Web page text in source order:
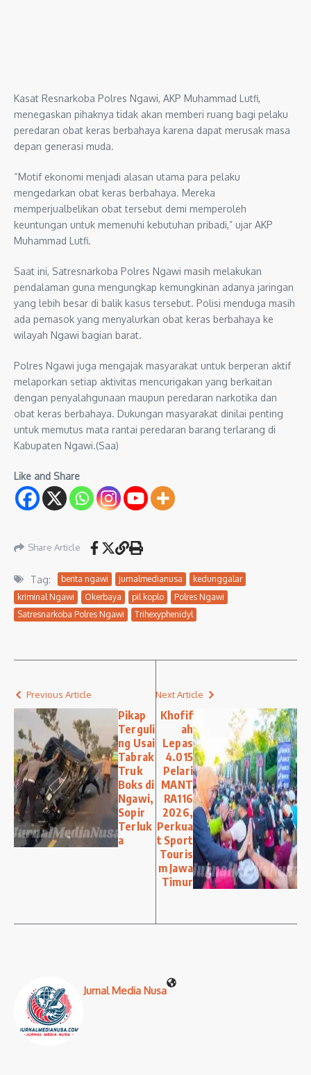
Kasat Resnarkoba Polres Ngawi, AKP Muhammad Lutfi,
menegaskan pihaknya tidak akan memberi ruang bagi pelaku
peredaran obat keras berbahaya karena dapat merusak masa
depan generasi muda.
“Motif ekonomi menjadi alasan utama para pelaku
mengedarkan obat keras berbahaya. Mereka
memperjualbelikan obat tersebut demi memperoleh
keuntungan untuk memenuhi kebutuhan pribadi,” ujar AKP
Muhammad Lutfi.
Saat ini, Satresnarkoba Polres Ngawi masih melakukan
pendalaman guna mengungkap kemungkinan adanya jaringan
yang lebih besar di balik kasus tersebut. Polisi menduga masih
ada pemasok yang menyalurkan obat keras berbahaya ke
wilayah Ngawi bagian barat.
Polres Ngawi juga mengajak masyarakat untuk berperan aktif
melaporkan setiap aktivitas mencurigakan yang berkaitan
dengan penyalahgunaan maupun peredaran narkotika dan
obat keras berbahaya. Dukungan masyarakat dinilai penting
untuk memutus mata rantai peredaran barang terlarang di
Kabupaten Ngawi.(Saa)
Like and Share
Share Article
Tag: berita ngawi jurnalmedianusa
kedunggalar
kriminal Ngawi
Okerbaya pil koplo
Polres Ngawi
Satresnarkoba Polres Ngawi
Trihexyphenidyl
Previous Article
Pikap
Terguli
ng Usai
Tabrak
Truk
Boks di
Ngawi,
Sopir
Terluk
a
Next Article
Khofif
ah
Lepas
4.015
Pelari
MANT
RA116
2026,
Perkua
t Sport
Touris
m Jawa
Timur
Jurnal Media Nusa